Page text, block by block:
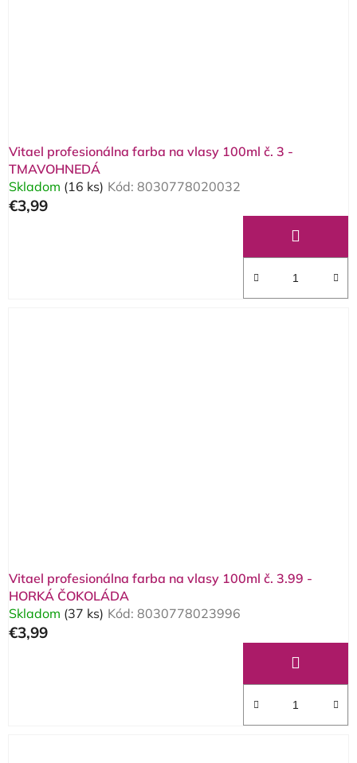
Vitael profesionálna farba na vlasy 100ml č. 3 -
TMAVOHNEDÁ
Skladom (16 ks) Kód: 8030778020032
€3,99
Vitael profesionálna farba na vlasy 100ml č. 3.99 -
HORKÁ ČOKOLÁDA
Skladom (37 ks) Kód: 8030778023996
€3,99